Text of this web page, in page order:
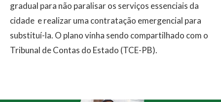
gradual para não paralisar os serviços essenciais da
cidade e realizar uma contratação emergencial para
substituí-la. O plano vinha sendo compartilhado com o
Tribunal de Contas do Estado (TCE-PB).